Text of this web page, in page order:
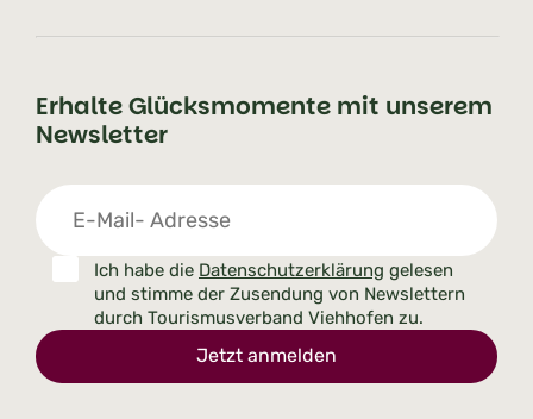
Erhalte Glücksmomente mit unserem
Newsletter
Ich habe die Datenschutzerklärung gelesen
und stimme der Zusendung von Newslettern
durch Tourismusverband Viehhofen zu.
Jetzt anmelden